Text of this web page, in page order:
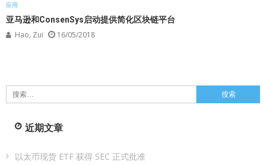
应用
亚马逊和ConsenSys启动提供简化区块链平台
Hao, Zui 16/05/2018
搜
索：
近期文章
以太币现货 ETF 获得 SEC 正式批准